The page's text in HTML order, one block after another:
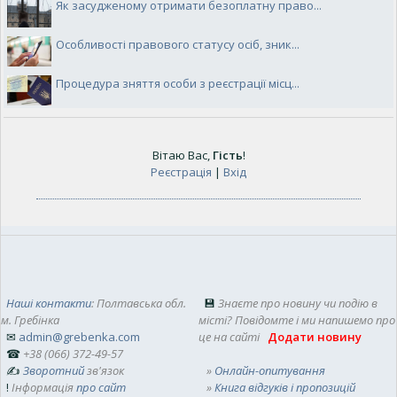
Як засудженому отримати безоплатну право...
Особливості правового статусу осіб, зник...
Процедура зняття особи з реєстрації місц...
Вітаю Вас, Гість!
Реєстрація | Вхід
Наші контакти: Полтавська обл.
м. Гребінка
✉ admin@grebenka.com
☎ +38 (066) 372-49-57
✍ Зворотнийзв'язок
! Інформаціяпро сайт
💾 Знаєте про новину чи подію в
місті? Повідомте і ми напишемо про
це на сайті Додати новину
» Онлайн-опитування
»Книга відгуків і пропозицій